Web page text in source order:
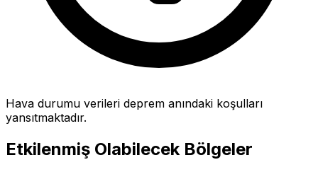
Hava durumu verileri deprem anındaki koşulları
yansıtmaktadır.
Etkilenmiş Olabilecek Bölgeler